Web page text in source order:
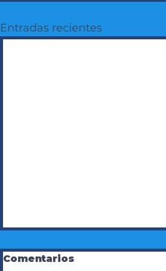
Entradas recientes
Comentarios